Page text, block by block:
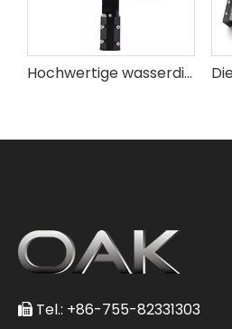
Die besten kommerziellen LED-Flutlichter für den Außenbereich
 Tel.: +86-755-82331303